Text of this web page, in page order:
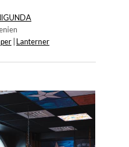
Lanterner